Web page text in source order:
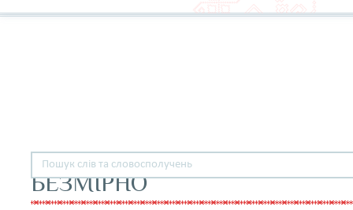
БЕЗМІРНО